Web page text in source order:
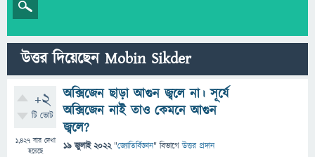
উত্তর দিয়েছেন Mobin Sikder
+2
টি ভোট
1,427বার দেখা
হয়েছে
অক্সিজেন ছাড়া আগুন জ্বলে না। সূর্যে
অক্সিজেন নাই তাও কেমনে আগুন
জ্বলে?
19 জুলাই 2022 "জ্যোতির্বিজ্ঞান" বিভাগে উত্তর প্রদান